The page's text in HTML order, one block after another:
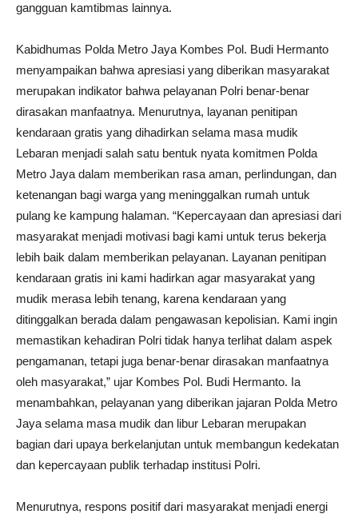
gangguan kamtibmas lainnya.
Kabidhumas Polda Metro Jaya Kombes Pol. Budi Hermanto
menyampaikan bahwa apresiasi yang diberikan masyarakat
merupakan indikator bahwa pelayanan Polri benar-benar
dirasakan manfaatnya. Menurutnya, layanan penitipan
kendaraan gratis yang dihadirkan selama masa mudik
Lebaran menjadi salah satu bentuk nyata komitmen Polda
Metro Jaya dalam memberikan rasa aman, perlindungan, dan
ketenangan bagi warga yang meninggalkan rumah untuk
pulang ke kampung halaman. “Kepercayaan dan apresiasi dari
masyarakat menjadi motivasi bagi kami untuk terus bekerja
lebih baik dalam memberikan pelayanan. Layanan penitipan
kendaraan gratis ini kami hadirkan agar masyarakat yang
mudik merasa lebih tenang, karena kendaraan yang
ditinggalkan berada dalam pengawasan kepolisian. Kami ingin
memastikan kehadiran Polri tidak hanya terlihat dalam aspek
pengamanan, tetapi juga benar-benar dirasakan manfaatnya
oleh masyarakat,” ujar Kombes Pol. Budi Hermanto. Ia
menambahkan, pelayanan yang diberikan jajaran Polda Metro
Jaya selama masa mudik dan libur Lebaran merupakan
bagian dari upaya berkelanjutan untuk membangun kedekatan
dan kepercayaan publik terhadap institusi Polri.
Menurutnya, respons positif dari masyarakat menjadi energi